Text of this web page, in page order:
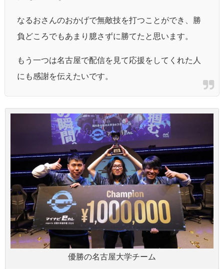
なるおさんのおかげで無敵技を打つことができ、勝
負どころでもあまり臆さずに勝てたと思います。
もう一つは名古屋で配信を見て応援をしてくれた人
にも感謝を伝えたいです。
優勝の名古屋大学チーム